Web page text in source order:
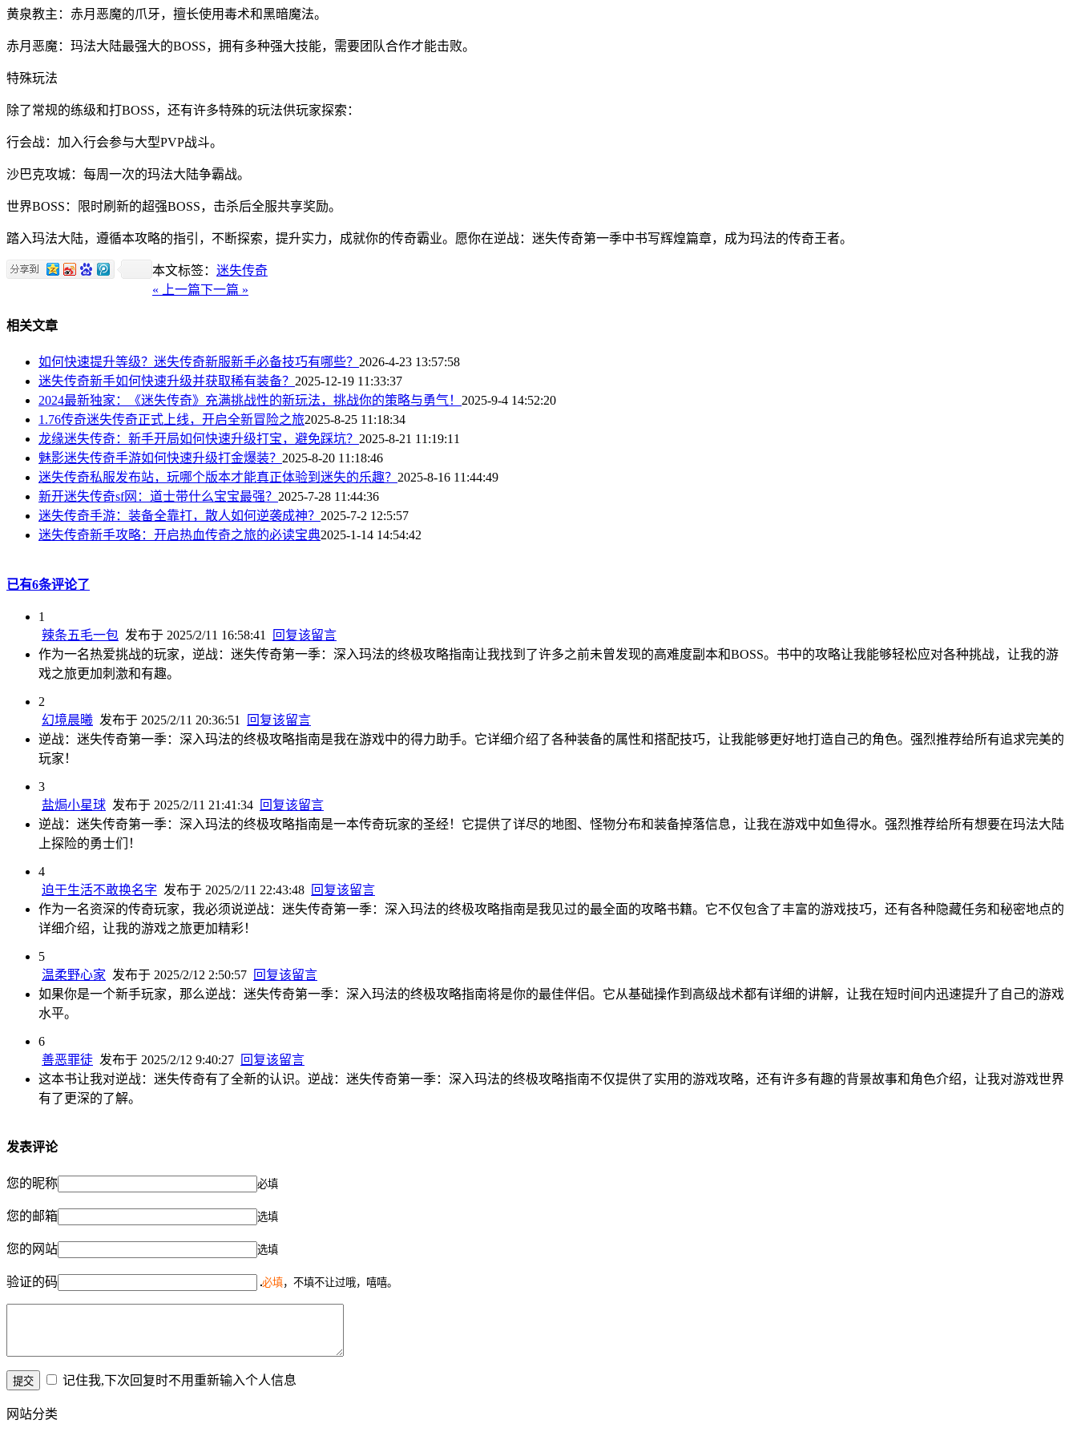
黄泉教主：赤月恶魔的爪牙，擅长使用毒术和黑暗魔法。
赤月恶魔：玛法大陆最强大的BOSS，拥有多种强大技能，需要团队合作才能击败。
特殊玩法
除了常规的练级和打BOSS，还有许多特殊的玩法供玩家探索：
行会战：加入行会参与大型PVP战斗。
沙巴克攻城：每周一次的玛法大陆争霸战。
世界BOSS：限时刷新的超强BOSS，击杀后全服共享奖励。
踏入玛法大陆，遵循本攻略的指引，不断探索，提升实力，成就你的传奇霸业。愿你在逆战：迷失传奇第一季中书写辉煌篇章，成为玛法的传奇王者。
本文标签： 迷失传奇
« 上一篇下一篇 »
相关文章
如何快速提升等级？迷失传奇新服新手必备技巧有哪些？ 2026-4-23 13:57:58
迷失传奇新手如何快速升级并获取稀有装备？ 2025-12-19 11:33:37
2024最新独家：《迷失传奇》充满挑战性的新玩法，挑战你的策略与勇气！ 2025-9-4 14:52:20
1.76传奇迷失传奇正式上线，开启全新冒险之旅2025-8-25 11:18:34
龙缘迷失传奇：新手开局如何快速升级打宝，避免踩坑？ 2025-8-21 11:19:11
魅影迷失传奇手游如何快速升级打金爆装？ 2025-8-20 11:18:46
迷失传奇私服发布站，玩哪个版本才能真正体验到迷失的乐趣？ 2025-8-16 11:44:49
新开迷失传奇sf网：道士带什么宝宝最强？ 2025-7-28 11:44:36
迷失传奇手游：装备全靠打，散人如何逆袭成神？ 2025-7-2 12:5:57
迷失传奇新手攻略：开启热血传奇之旅的必读宝典2025-1-14 14:54:42
已有6条评论了
1
辣条五毛一包 发布于 2025/2/11 16:58:41
回复该留言
作为一名热爱挑战的玩家，逆战：迷失传奇第一季：深入玛法的终极攻略指南让我找到了许多之前未曾发现的高难度副本和BOSS。书中的攻略让我能够轻松应对各种挑战，让我的游
戏之旅更加刺激和有趣。
2
幻境晨曦 发布于 2025/2/11 20:36:51
回复该留言
逆战：迷失传奇第一季：深入玛法的终极攻略指南是我在游戏中的得力助手。它详细介绍了各种装备的属性和搭配技巧，让我能够更好地打造自己的角色。强烈推荐给所有追求完美的
玩家！
3
盐焗小星球 发布于 2025/2/11 21:41:34 回复该留言
逆战：迷失传奇第一季：深入玛法的终极攻略指南是一本传奇玩家的圣经！它提供了详尽的地图、怪物分布和装备掉落信息，让我在游戏中如鱼得水。强烈推荐给所有想要在玛法大陆
上探险的勇士们！
4
迫于生活不敢换名字 发布于 2025/2/11 22:43:48 回复该留言
作为一名资深的传奇玩家，我必须说逆战：迷失传奇第一季：深入玛法的终极攻略指南是我见过的最全面的攻略书籍。它不仅包含了丰富的游戏技巧，还有各种隐藏任务和秘密地点的
详细介绍，让我的游戏之旅更加精彩！
5
温柔野心家 发布于 2025/2/12 2:50:57 回复该留言
如果你是一个新手玩家，那么逆战：迷失传奇第一季：深入玛法的终极攻略指南将是你的最佳伴侣。它从基础操作到高级战术都有详细的讲解，让我在短时间内迅速提升了自己的游戏
水平。
6
善恶罪徒 发布于 2025/2/12 9:40:27 回复该留言
这本书让我对逆战：迷失传奇有了全新的认识。逆战：迷失传奇第一季：深入玛法的终极攻略指南不仅提供了实用的游戏攻略，还有许多有趣的背景故事和角色介绍，让我对游戏世界
有了更深的了解。
发表评论
您的昵称 必填
您的邮箱 选填
您的网站 选填
验证的码 必填，不填不让过哦，嘻嘻。
记住我,下次回复时不用重新输入个人信息
网站分类